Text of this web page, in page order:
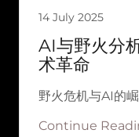
14 July 2025
AI与野火分
术革命
野火危机与AI的
Continue